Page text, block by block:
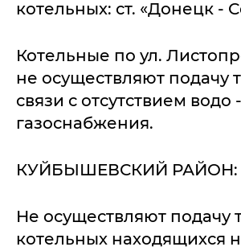
котельных: ст. «Донецк -
Котельные по ул.
не осуществляют подачу
связи с отсутствием водо -
газоснабжения.
КУЙБЫШЕВСКИЙ РАЙОН:
Не осуществляют подачу
котельных находящихся